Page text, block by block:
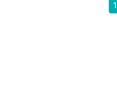
1